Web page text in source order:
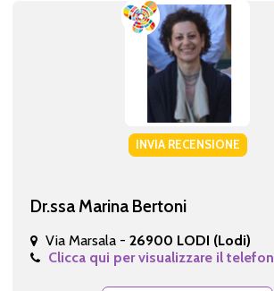
INVIA RECENSIONE
Dr.ssa Marina Bertoni
Via Marsala - 26900 LODI (Lodi)
Clicca qui per visualizzare il